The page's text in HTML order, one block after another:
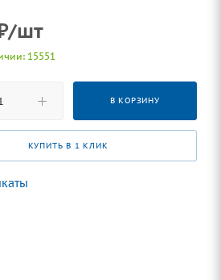
/шт
15551
В КОРЗИНУ
КУПИТЬ В 1 КЛИК